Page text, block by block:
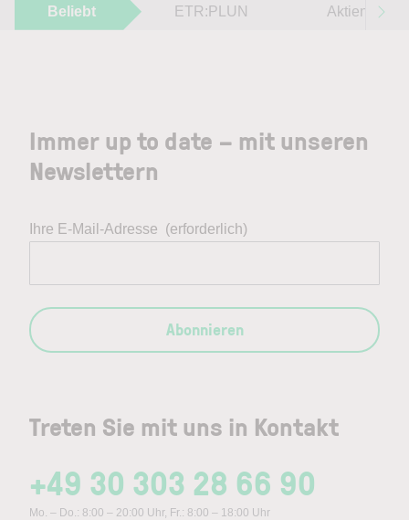
Beliebt ETR:PLUN Aktien im
Treten Sie mit uns in Kontakt
+49 30 303 28 66 90
Mo. – Do.: 8:00 – 20:00 Uhr, Fr.: 8:00 – 18:00 Uhr
Immer up to date – mit unseren
Newslettern
Ihre E-Mail-Adresse (erforderlich)
Abonnieren